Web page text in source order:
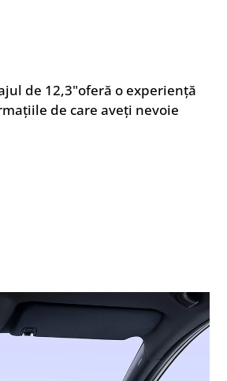
de 12,3"oferă o experiență
de care aveți nevoie